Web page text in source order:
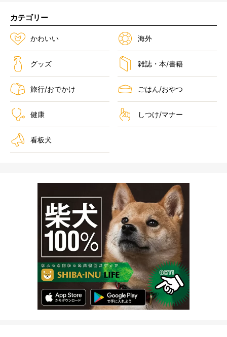
カテゴリー
かわいい 海外
グッズ 雑誌・本/書籍
旅行/おでかけ ごはん/おやつ
健康 しつけ/マナー
看板犬